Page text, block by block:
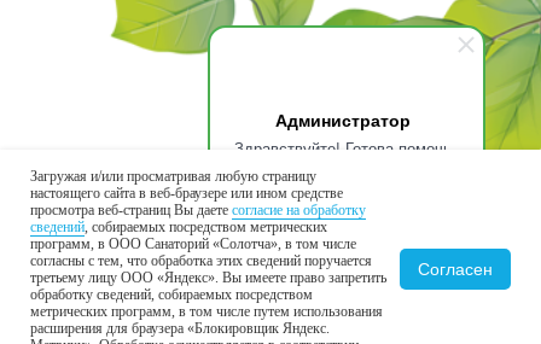
Администратор
Здравствуйте! Готова помочь
вам. Напишите мне, если у
вас появятся вопросы.
Присоединяйтесь к нам в соцсетях
В вашем бизнесе всёработает само
Загружая и/или просматривая любую страницу
настоящего сайта в веб-браузере или ином средстве
просмотра веб-страниц Вы даете согласие на обработку
сведений, собираемых посредством метрических
программ, в ООО Санаторий «Солотча», в том числе
согласны с тем, что обработка этих сведений поручается
третьему лицу ООО «Яндекс». Вы имеете право запретить
обработку сведений, собираемых посредством
метрических программ, в том числе путем использования
расширения для браузера «Блокировщик Яндекс.
Согласен